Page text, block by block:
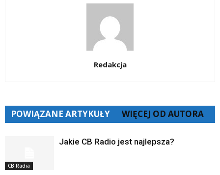
Redakcja
POWIĄZANE ARTYKUŁY WIĘCEJ OD AUTORA
CB Radia
Jakie CB Radio jest najlepsza?